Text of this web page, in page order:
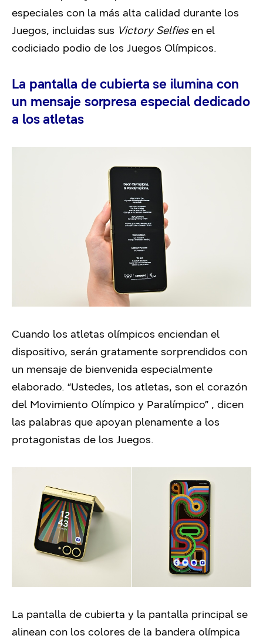
especiales con la más alta calidad durante los
Juegos, incluidas sus Victory Selfiesen el
codiciado podio de los Juegos Olímpicos.
La pantalla de cubierta se ilumina con
un mensaje sorpresa especial dedicado
a los atletas
Cuando los atletas olímpicos enciendan el
dispositivo, serán gratamente sorprendidos con
un mensaje de bienvenida especialmente
elaborado. “Ustedes, los atletas, son el corazón
del Movimiento Olímpico y Paralímpico” , dicen
las palabras que apoyan plenamente a los
protagonistas de los Juegos.
La pantalla de cubierta y la pantalla principal se
alinean con los colores de la bandera olímpica